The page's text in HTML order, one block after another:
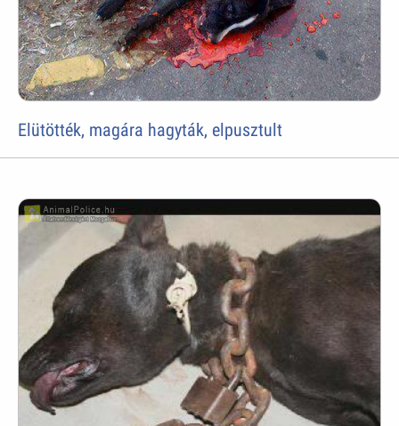
Elütötték, magára hagyták, elpusztult